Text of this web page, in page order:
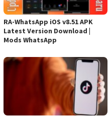
RA-WhatsApp iOS v8.51 APK
Latest Version Download |
Mods WhatsApp